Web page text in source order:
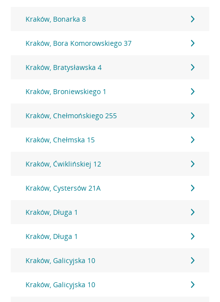
Kraków, Bonarka 8
Kraków, Bora Komorowskiego 37
Kraków, Bratysławska 4
Kraków, Broniewskiego 1
Kraków, Chełmońskiego 255
Kraków, Chełmska 15
Kraków, Ćwiklińskiej 12
Kraków, Cystersów 21A
Kraków, Długa 1
Kraków, Długa 1
Kraków, Galicyjska 10
Kraków, Galicyjska 10